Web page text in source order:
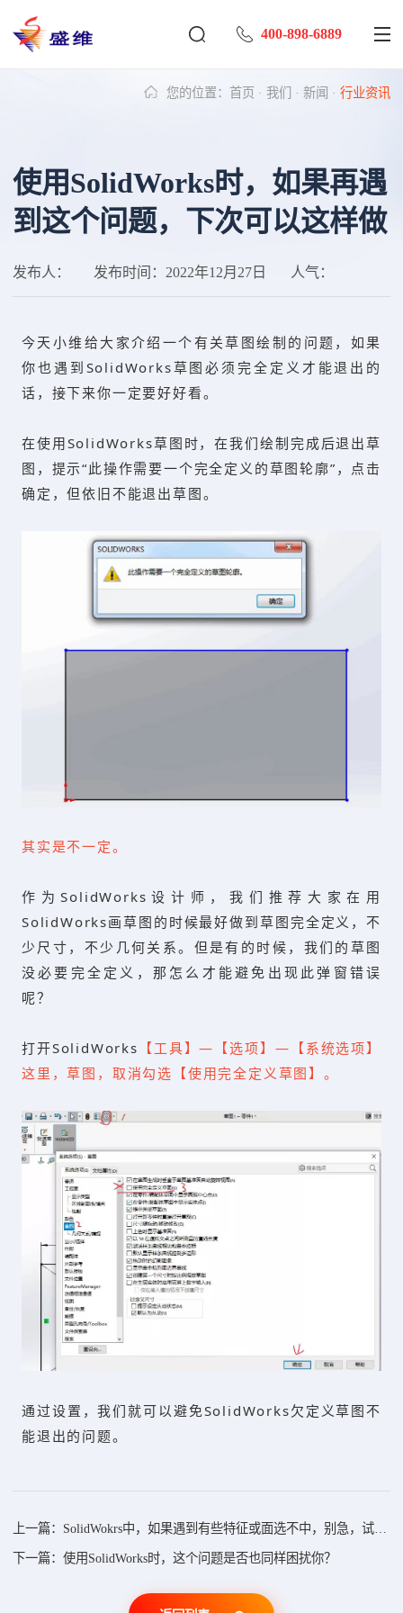
400-898-6889
您的位置： 首页 · 我们 · 新闻 · 行业资讯
使用SolidWorks时，如果再遇
到这个问题，下次可以这样做
发布人： 发布时间： 2022年12月27日 人气：
今天小维给大家介绍一个有关草图绘制的问题，如果
你也遇到SolidWorks草图必须完全定义才能退出的
话，接下来你一定要好好看。
在使用SolidWorks草图时，在我们绘制完成后退出草
图，提示“此操作需要一个完全定义的草图轮廓”，点击
确定，但依旧不能退出草图。
其实是不一定。
作为SolidWorks设计师，我们推荐大家在用
SolidWorks画草图的时候最好做到草图完全定义，不
少尺寸，不少几何关系。但是有的时候，我们的草图
没必要完全定义，那怎么才能避免出现此弹窗错误
呢？
打开SolidWorks 【工具】—【选项】—【系统选项】
这里，草图，取消勾选【使用完全定义草图】。
通过设置，我们就可以避免SolidWorks欠定义草图不
能退出的问题。
下一篇：使用SolidWorks时，这个问题是否也同样困扰你？